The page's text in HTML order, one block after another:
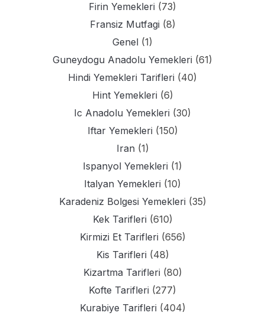
Firin Yemekleri (73)
Fransiz Mutfagi (8)
Genel (1)
Guneydogu Anadolu Yemekleri (61)
Hindi Yemekleri Tarifleri (40)
Hint Yemekleri (6)
Ic Anadolu Yemekleri (30)
Iftar Yemekleri (150)
Iran (1)
Ispanyol Yemekleri (1)
Italyan Yemekleri (10)
Karadeniz Bolgesi Yemekleri (35)
Kek Tarifleri (610)
Kirmizi Et Tarifleri (656)
Kis Tarifleri (48)
Kizartma Tarifleri (80)
Kofte Tarifleri (277)
Kurabiye Tarifleri (404)